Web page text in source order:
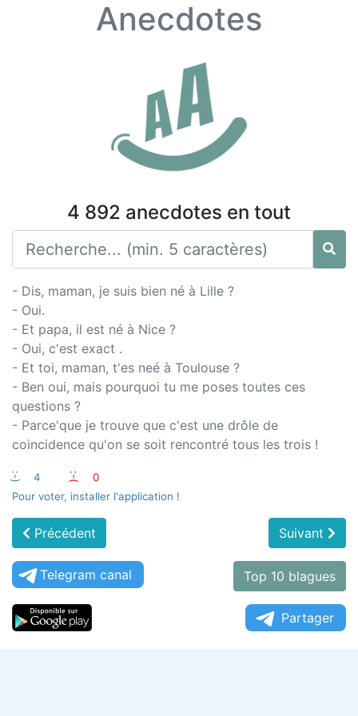
Anecdotes
4 892 anecdotes en tout
- Dis, maman, je suis bien né à Lille ?
- Oui.
- Et papa, il est né à Nice ?
- Oui, c'est exact .
- Et toi, maman, t'es neé à Toulouse ?
- Ben oui, mais pourquoi tu me poses toutes ces
questions ?
- Parce'que je trouve que c'est une drôle de
coincidence qu'on se soit rencontré tous les trois !
:-) 4 :-(
0
Pour voter, installer l'application !
Précédent Suivant
Telegram canal Top 10 blagues
Partager